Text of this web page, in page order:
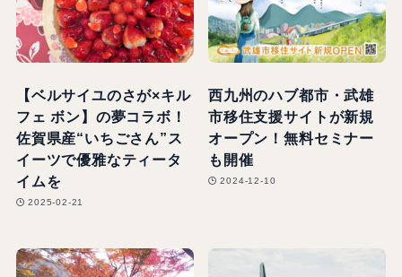
【ベルサイユのさが×キル
フェ ボン】の夢コラボ！
佐賀県産“いちごさん”ス
イーツで優雅なティータ
イムを
2025-02-21
西九州のハブ都市・武雄
市移住支援サイトが新規
オープン！無料セミナー
も開催
2024-12-10